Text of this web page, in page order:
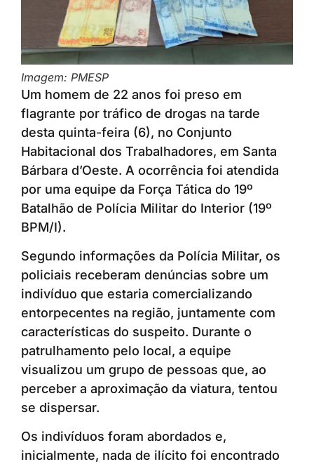
Imagem: PMESP
Um homem de 22 anos foi preso em
flagrante por tráfico de drogas na tarde
desta quinta-feira (6), no Conjunto
Habitacional dos Trabalhadores, em Santa
Bárbara d’Oeste. A ocorrência foi atendida
por uma equipe da Força Tática do 19º
Batalhão de Polícia Militar do Interior (19º
BPM/I).
Segundo informações da Polícia Militar, os
policiais receberam denúncias sobre um
indivíduo que estaria comercializando
entorpecentes na região, juntamente com
características do suspeito. Durante o
patrulhamento pelo local, a equipe
visualizou um grupo de pessoas que, ao
perceber a aproximação da viatura, tentou
se dispersar.
Os indivíduos foram abordados e,
inicialmente, nada de ilícito foi encontrado